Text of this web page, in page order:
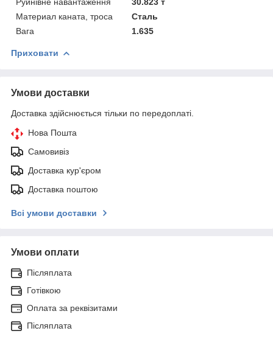
Материал каната, троса
Сталь
Вага
1.635
Приховати
Умови доставки
Доставка здійснюється тільки по передоплаті.
Нова Пошта
Самовивіз
Доставка кур'єром
Доставка поштою
Всі умови доставки
Умови оплати
Післяплата
Готівкою
Оплата за реквізитами
Післяплата